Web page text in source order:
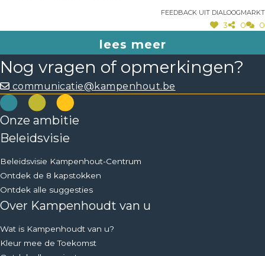
Feedback uit dialoogmarkt
3 0 0
lees meer
Nog vragen of opmerkingen?
communicatie@kampenhout.be
Onze ambitie
Beleidsvisie
Beleidsvisie Kampenhout-Centrum
Ontdek de 8 kapstokken
Ontdek alle suggesties
Over Kampenhoudt van u
Wat is Kampenhoudt van u?
Kleur mee de Toekomst